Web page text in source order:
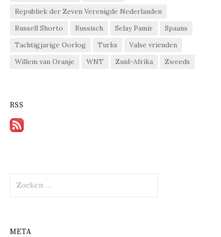
Republiek der Zeven Verenigde Nederlanden
Russell Shorto
Russisch Selay Pamir
Spaans
Tachtigjarige Oorlog
Turks
Valse vrienden
Willem van Oranje
WNT Zuid-Afrika Zweeds
RSS
naar:
META